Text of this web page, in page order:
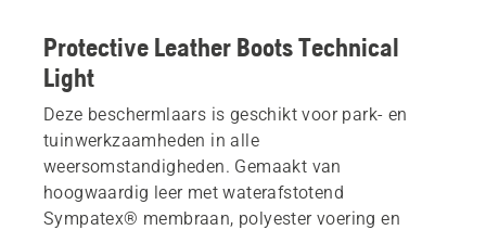
Protective Leather Boots Technical
Light
Deze beschermlaars is geschikt voor park- en
tuinwerkzaamheden in alle
weersomstandigheden. Gemaakt van
hoogwaardig leer met waterafstotend
Sympatex® membraan, polyester voering en